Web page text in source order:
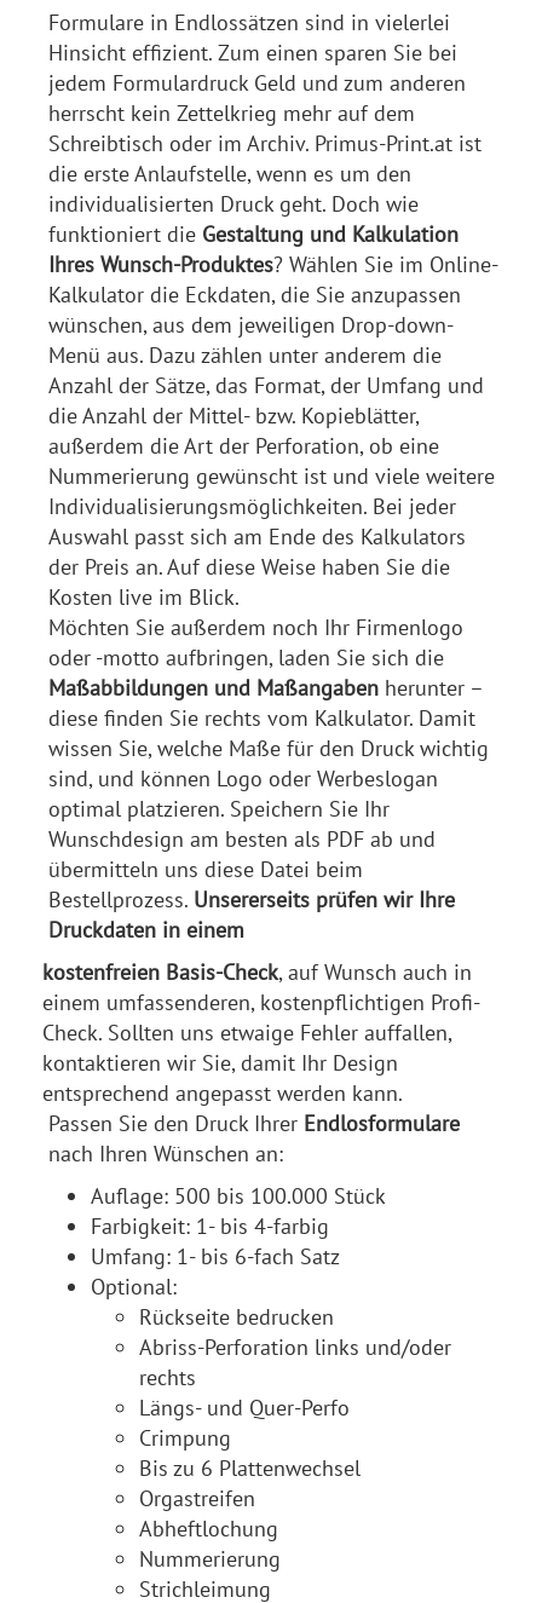
Formulare in Endlossätzen sind in vielerlei
Hinsicht effizient. Zum einen sparen Sie bei
jedem Formulardruck Geld und zum anderen
herrscht kein Zettelkrieg mehr auf dem
Schreibtisch oder im Archiv. Primus-Print.at ist
die erste Anlaufstelle, wenn es um den
individualisierten Druck geht. Doch wie
funktioniert die Gestaltung und Kalkulation
Ihres Wunsch-Produktes? Wählen Sie im Online-
Kalkulator die Eckdaten, die Sie anzupassen
wünschen, aus dem jeweiligen Drop-down-
Menü aus. Dazu zählen unter anderem die
Anzahl der Sätze, das Format, der Umfang und
die Anzahl der Mittel- bzw. Kopieblätter,
außerdem die Art der Perforation, ob eine
Nummerierung gewünscht ist und viele weitere
Individualisierungsmöglichkeiten. Bei jeder
Auswahl passt sich am Ende des Kalkulators
der Preis an. Auf diese Weise haben Sie die
Kosten live im Blick.
Möchten Sie außerdem noch Ihr Firmenlogo
oder -motto aufbringen, laden Sie sich die
Maßabbildungen und Maßangaben herunter –
diese finden Sie rechts vom Kalkulator. Damit
wissen Sie, welche Maße für den Druck wichtig
sind, und können Logo oder Werbeslogan
optimal platzieren. Speichern Sie Ihr
Wunschdesign am besten als PDF ab und
übermitteln uns diese Datei beim
Bestellprozess. Unsererseits prüfen wir Ihre
Druckdaten in einem
kostenfreien Basis-Check, auf Wunsch auch in
einem umfassenderen, kostenpflichtigen Profi-
Check. Sollten uns etwaige Fehler auffallen,
kontaktieren wir Sie, damit Ihr Design
entsprechend angepasst werden kann.
Passen Sie den Druck Ihrer Endlosformulare
nach Ihren Wünschen an:
Auflage: 500 bis 100.000 Stück
Farbigkeit: 1- bis 4-farbig
Umfang: 1- bis 6-fach Satz
Optional:
Rückseite bedrucken
Abriss-Perforation links und/oder
rechts
Längs- und Quer-Perfo
Crimpung
Bis zu 6 Plattenwechsel
Orgastreifen
Abheftlochung
Nummerierung
Strichleimung